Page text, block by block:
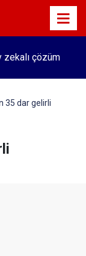
zekalı çözüm
35 dar gelirli